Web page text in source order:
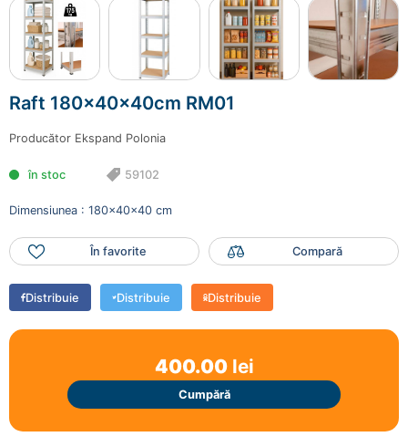
Raft 180x40x40cm RM01
Producător Ekspand Polonia
în stoc 59102
Dimensiunea : 180x40x40 cm
În favorite Compară
Distribuie Distribuie Distribuie
400.00lei
Cumpără
400.00 lei
Finalizează comanda